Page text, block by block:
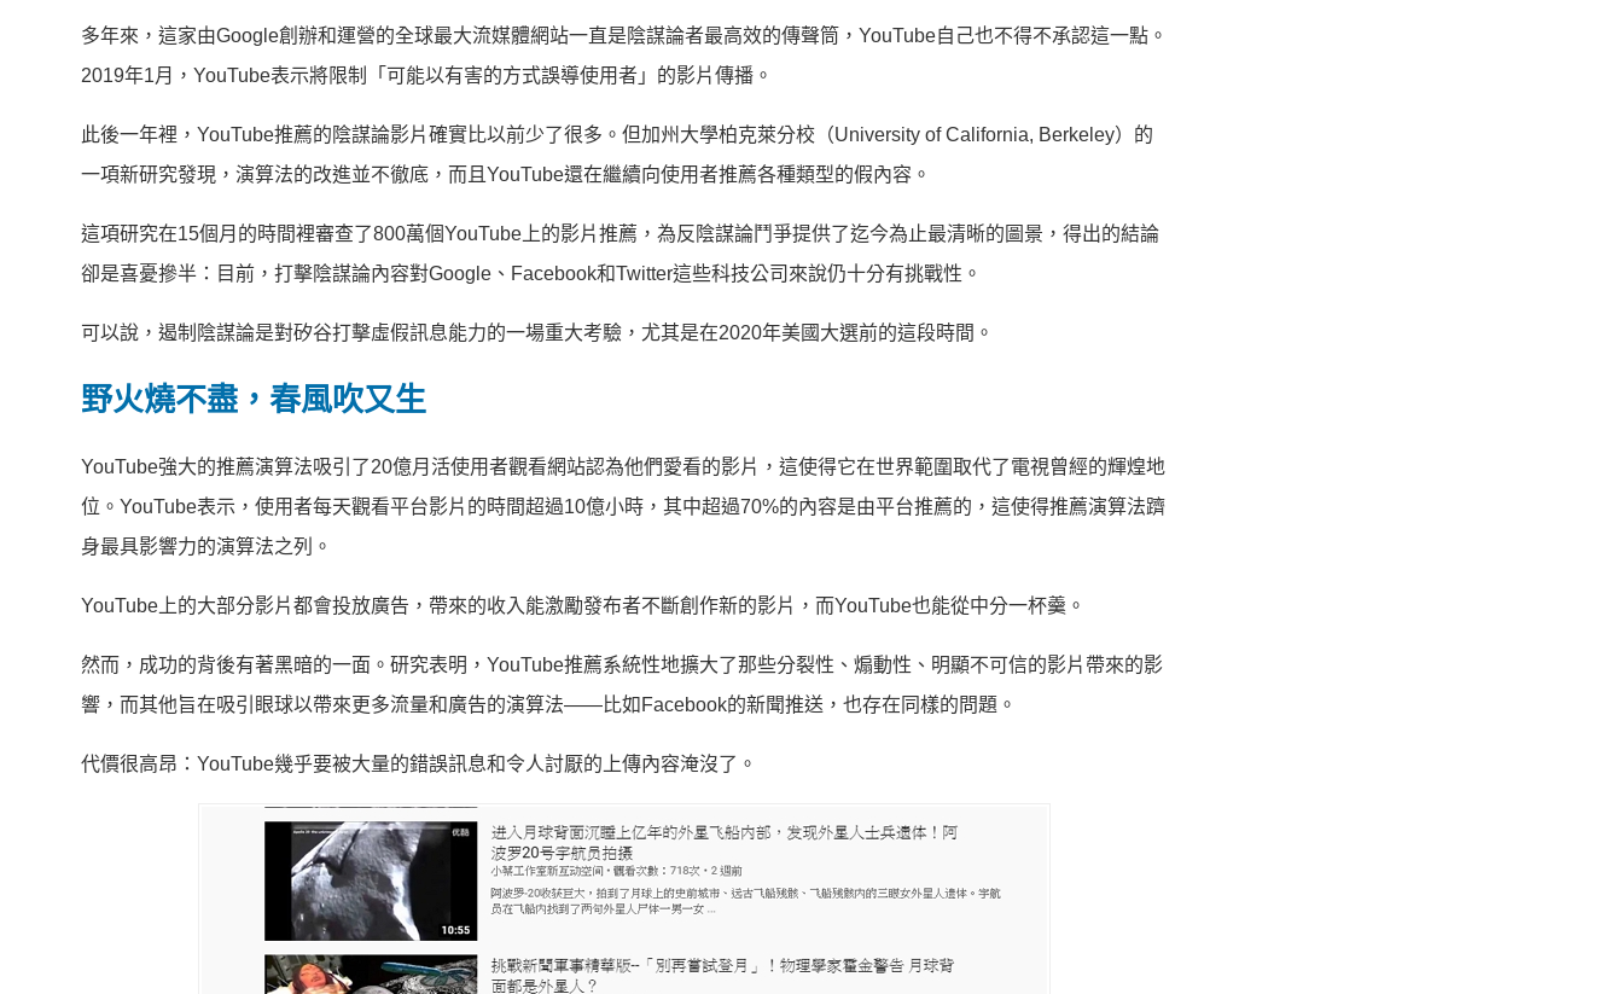
多年來，這家由Google創辦和運營的全球最大流媒體網站一直是陰謀論者最高效的傳聲筒，YouTube自己也不得不承認這一點。
2019年1月，YouTube表示將限制「可能以有害的方式誤導使用者」的影片傳播。
此後一年裡，YouTube推薦的陰謀論影片確實比以前少了很多。但加州大學柏克萊分校（University of California, Berkeley）的
一項新研究發現，演算法的改進並不徹底，而且YouTube還在繼續向使用者推薦各種類型的假內容。
這項研究在15個月的時間裡審查了800萬個YouTube上的影片推薦，為反陰謀論鬥爭提供了迄今為止最清晰的圖景，得出的結論
卻是喜憂摻半：目前，打擊陰謀論內容對Google、Facebook和Twitter這些科技公司來說仍十分有挑戰性。
可以說，遏制陰謀論是對矽谷打擊虛假訊息能力的一場重大考驗，尤其是在2020年美國大選前的這段時間。
野火燒不盡，春風吹又生
YouTube強大的推薦演算法吸引了20億月活使用者觀看網站認為他們愛看的影片，這使得它在世界範圍取代了電視曾經的輝煌地
位。YouTube表示，使用者每天觀看平台影片的時間超過10億小時，其中超過70%的內容是由平台推薦的，這使得推薦演算法躋
身最具影響力的演算法之列。
YouTube上的大部分影片都會投放廣告，帶來的收入能激勵發布者不斷創作新的影片，而YouTube也能從中分一杯羹。
然而，成功的背後有著黑暗的一面。研究表明，YouTube推薦系統性地擴大了那些分裂性、煽動性、明顯不可信的影片帶來的影
響，而其他旨在吸引眼球以帶來更多流量和廣告的演算法——比如Facebook的新聞推送，也存在同樣的問題。
代價很高昂：YouTube幾乎要被大量的錯誤訊息和令人討厭的上傳內容淹沒了。